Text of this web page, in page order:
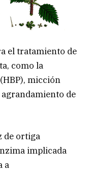
el tratamiento de
como la
micción
de
de ortiga
implicada
a